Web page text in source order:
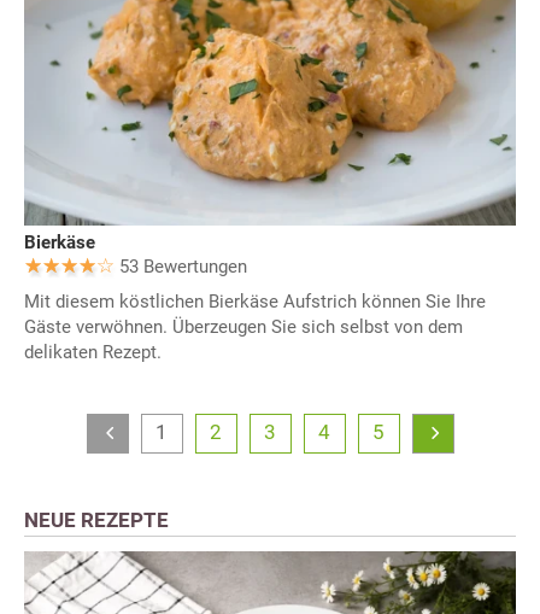
Bierkäse
53 Bewertungen
Mit diesem köstlichen Bierkäse Aufstrich können Sie Ihre
Gäste verwöhnen. Überzeugen Sie sich selbst von dem
delikaten Rezept.
1 2 3 4 5
NEUE REZEPTE